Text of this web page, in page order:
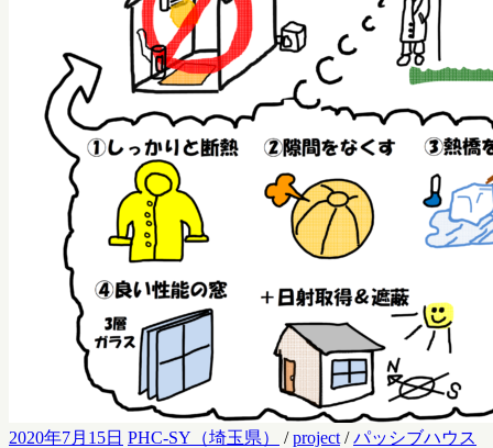
2020年7月15日 PHC-SY（埼玉県） /project /パッシブハウス